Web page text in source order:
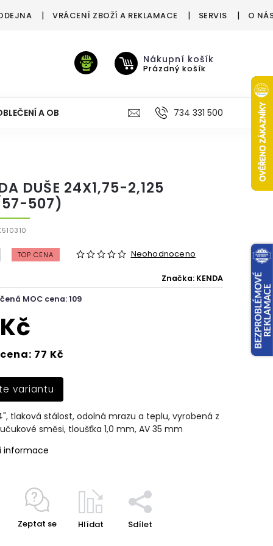
VRÁCENÍ ZBOŽÍ A REKLAMACE SERVIS O
Nákupní košík
Prázdný košík
A OBUV VÝŽIVA VÝPRODEJ %
734 331 500
DUŠE 24X1,75-2,125
507)
TOP CENA Neohodnoceno
Značka: KENDA
MOC cena: 109
77 Kč
variantu
tlaková stálost, odolná mrazu a teplu, vyrobená z
směsi, tloušťka 1,0 mm, AV 35 mm
informace
Zeptat se Hlídat Sdílet